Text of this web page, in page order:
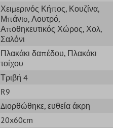
Χειμερινός Κήπος, Κουζίνα,
Μπάνιo, Λουτρό,
Αποθηκευτικός Χώρος, Χολ,
Σαλόνι
Πλακάκι δαπέδου, Πλακάκι
τοίχου
Τριβή 4
R9
Διορθώθηκε, ευθεία άκρη
20x60cm